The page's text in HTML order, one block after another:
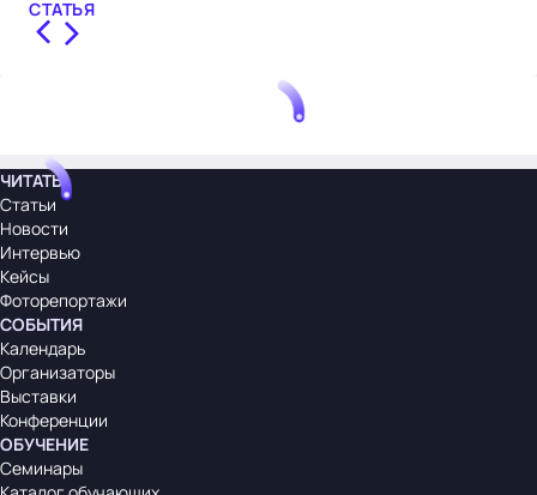
СТАТЬЯ
ЧИТАТЬ
Статьи
Новости
Интервью
Кейсы
Фоторепортажи
СОБЫТИЯ
Календарь
Организаторы
Выставки
Конференции
ОБУЧЕНИЕ
Семинары